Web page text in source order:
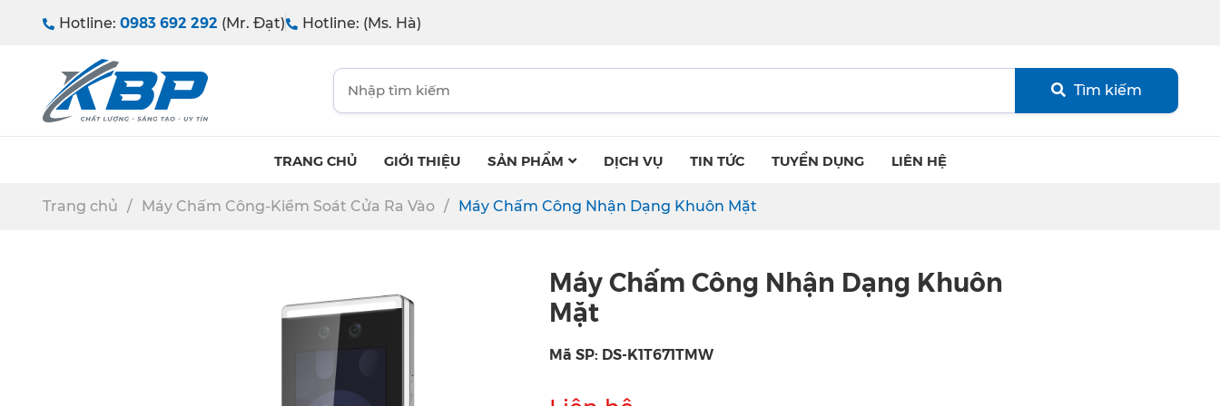
Hotline: 0983 692 292 (Mr. Đạt) Hotline: (Ms. Hà)
Tìm kiếm
TRANG CHỦ GIỚI THIỆU SẢN PHẨM DỊCH VỤ TIN TỨC TUYỂN DỤNG LIÊN HỆ
Trang chủ Máy Chấm Công-Kiểm Soát Cửa Ra Vào Máy Chấm Công Nhận Dạng Khuôn Mặt
Máy Chấm Công Nhận Dạng Khuôn
Mặt
Mã SP: DS-K1T671TMW